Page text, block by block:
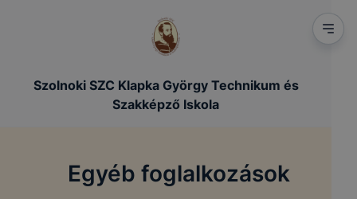
Szolnoki SZC Klapka György Technikum és
Szakképző Iskola
Egyéb foglalkozások